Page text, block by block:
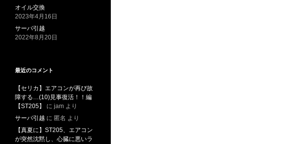
オイル交換
2023年4月16日
サーバ引越
2022年8月20日
最近のコメント
【セリカ】エアコンが再び故
障する…(10)見事復活！！編
【ST205】
に jam より
サーバ引越 に 匿名 より
【真夏に】ST205、エアコン
が突然沈黙し、心臓に悪いラ